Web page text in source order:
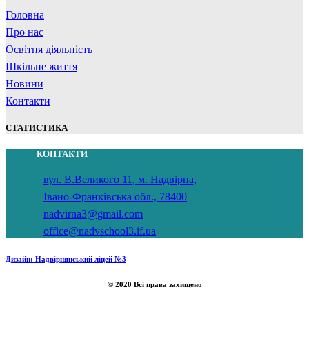
Головна
Про нас
Освітня діяльність
Шкільне життя
Новини
Контакти
СТАТИСТИКА
КОНТАКТИ
вул. В.Великого 11, м. Надвірна,
Івано-Франківська обл., 78400
nadvirna3@gmail.com
office@nadvschool3.if.ua
Дизайн: Надвірнянський ліцей №3
© 2020 Всі права захищено